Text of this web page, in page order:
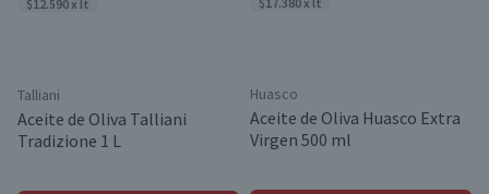
$12.590 x lt
Talliani
Aceite de Oliva Talliani
Tradizione 1 L
Huasco
Aceite de Oliva Huasco Extra
Virgen 500 ml